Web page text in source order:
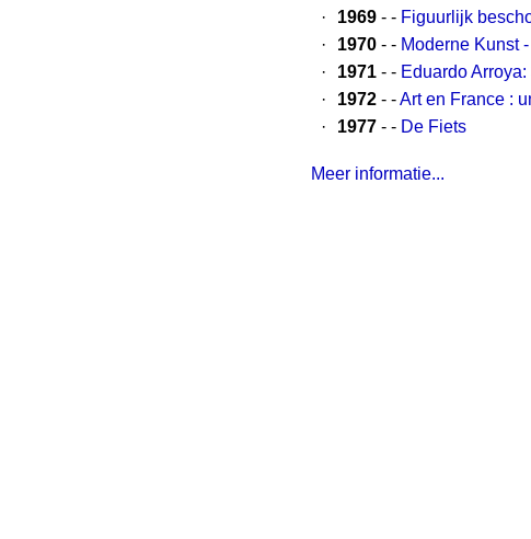
·
1969- - Figuurlijk
·
1970- - Moderne Kunst
·
1971- - Eduardo
·
1972- -Art en France :
·
1977- - De Fiets
Meer informatie...